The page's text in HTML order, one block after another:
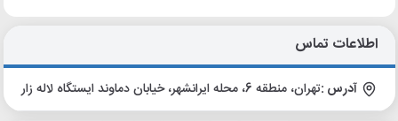
اطلاعات تماس
آدرس :تهران، منطقه 6، محله ایرانشهر، خیابان دماوند ایستگاه لاله زار